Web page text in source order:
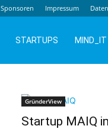
Sponsoren Impressum
STARTUPS MIND_IT
GründerView
Startup MAIQ